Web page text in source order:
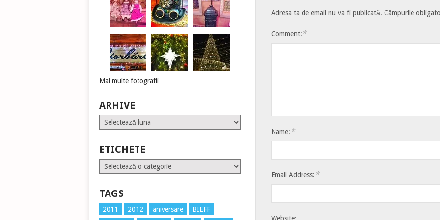
Adresa ta de email nu va fi publicată. Câmpurile
Comment: *
Name: *
Email Address: *
Website:
Mai multe fotografii
ARHIVE
Arhive
ETICHETE
Etichete
TAGS
2011 2012 aniversare
BIEFF